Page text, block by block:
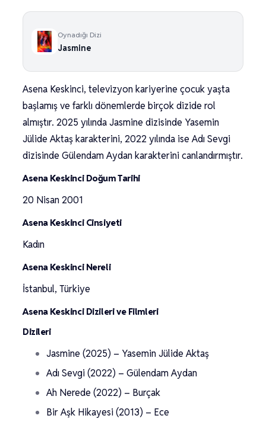
Oynadığı Dizi
Jasmine
Asena Keskinci, televizyon kariyerine çocuk yaşta
başlamış ve farklı dönemlerde birçok dizide rol
almıştır. 2025 yılında Jasmine dizisinde Yasemin
Jülide Aktaş karakterini, 2022 yılında ise Adı Sevgi
dizisinde Gülendam Aydan karakterini canlandırmıştır.
Asena Keskinci Doğum Tarihi
20 Nisan 2001
Asena Keskinci Cinsiyeti
Kadın
Asena Keskinci Nereli
İstanbul, Türkiye
Asena Keskinci Dizileri ve Filmleri
Dizileri
Jasmine (2025) – Yasemin Jülide Aktaş
Adı Sevgi (2022) – Gülendam Aydan
Ah Nerede (2022) – Burçak
Bir Aşk Hikayesi (2013) – Ece